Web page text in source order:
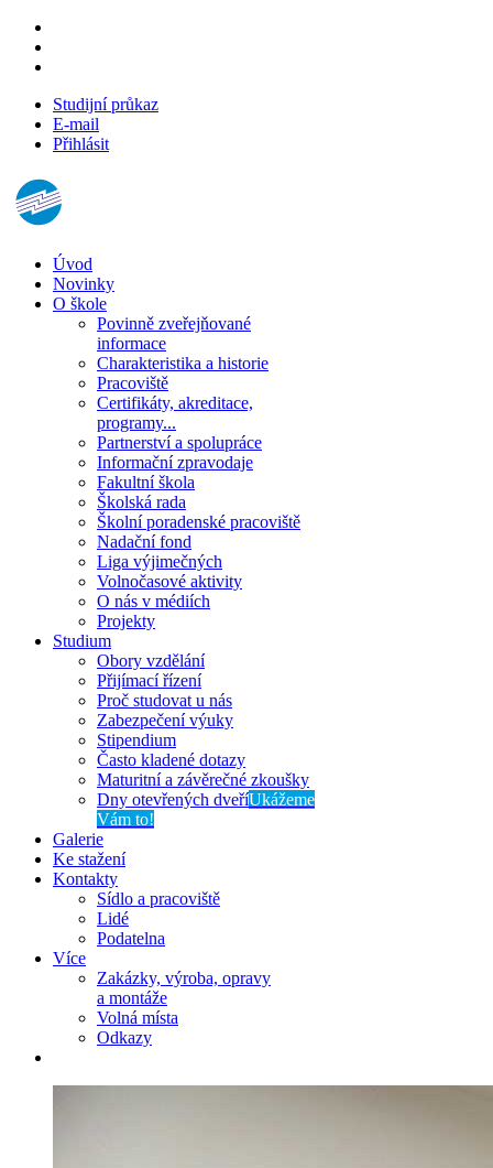
Studijní průkaz
E-mail
Přihlásit
Úvod
Novinky
O škole
Povinně zveřejňované
informace
Charakteristika a historie
Pracoviště
Certifikáty, akreditace,
programy...
Partnerství a spolupráce
Informační zpravodaje
Fakultní škola
Školská rada
Školní poradenské pracoviště
Nadační fond
Liga výjimečných
Volnočasové aktivity
O nás v médiích
Projekty
Studium
Obory vzdělání
Přijímací řízení
Proč studovat u nás
Zabezpečení výuky
Stipendium
Často kladené dotazy
Maturitní a závěrečné zkoušky
Dny otevřených dveříUkážeme
Vám to!
Galerie
Ke stažení
Kontakty
Sídlo a pracoviště
Lidé
Podatelna
Více
Zakázky, výroba, opravy
a montáže
Volná místa
Odkazy